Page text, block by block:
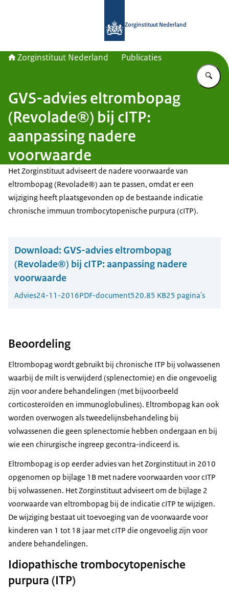
Zorginstituut Nederland
Zorginstituut Nederland Publicaties
GVS-advies eltrombopag
(Revolade®) bij cITP:
aanpassing nadere
voorwaarde
Het Zorginstituut adviseert de nadere voorwaarde van
eltrombopag (Revolade®) aan te passen, omdat er een
wijziging heeft plaatsgevonden op de bestaande indicatie
chronische immuun trombocytopenische purpura (cITP).
Download: GVS-advies eltrombopag
(Revolade®) bij cITP: aanpassing nadere
voorwaarde
Advies24-11-2016PDF-document520.85 KB25 pagina's
Beoordeling
Eltrombopag wordt gebruikt bij chronische ITP bij volwassenen
waarbij de milt is verwijderd (splenectomie) en die ongevoelig
zijn voor andere behandelingen (met bijvoorbeeld
corticosteroïden en immunoglobulines). Eltrombopag kan ook
worden overwogen als tweedelijnsbehandeling bij
volwassenen die geen splenectomie hebben ondergaan en bij
wie een chirurgische ingreep gecontra-indiceerd is.
Eltrombopag is op eerder advies van het Zorginstituut in 2010
opgenomen op bijlage 1B met nadere voorwaarden voor cITP
bij volwassenen. Het Zorginstituut adviseert om de bijlage 2
voorwaarde van eltrombopag bij de indicatie cITP te wijzigen.
De wijziging bestaat uit toevoeging van de voorwaarde voor
kinderen van 1 tot 18 jaar met cITP die ongevoelig zijn voor
andere behandelingen.
Idiopathische trombocytopenische
purpura (ITP)